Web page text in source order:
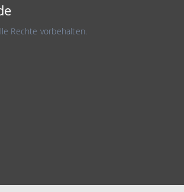
Rechte vorbehalten.